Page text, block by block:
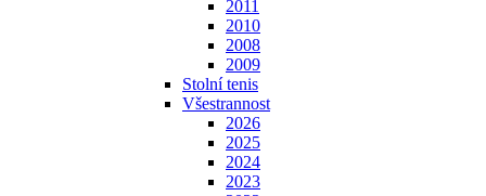
2011
2010
2008
2009
Stolní tenis
Všestrannost
2026
2025
2024
2023